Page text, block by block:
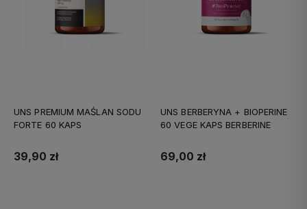
UNS PREMIUM MAŚLAN SODU
FORTE 60 KAPS
39,90 zł
UNS BERBERYNA + BIOPERINE
60 VEGE KAPS BERBERINE
69,00 zł